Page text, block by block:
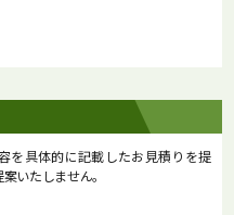
を具体的に記載したお見積りを提
いたしません。